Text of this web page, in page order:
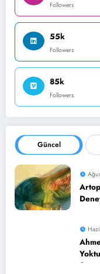
Followers
55k
Followers
85k
Followers
Güncel